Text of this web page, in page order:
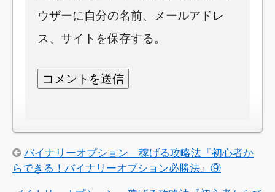
ウザーに自分の名前、メールアドレ
ス、サイトを保存する。
バイナリーオプション 稼げる攻略法『初心者か
らできる！バイナリーオプション必勝法』⑨